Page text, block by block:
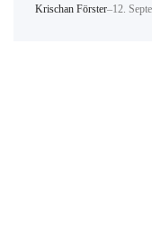
Krischan Förster–12.